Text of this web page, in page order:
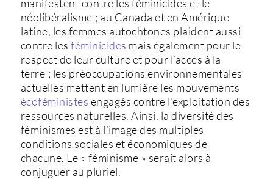
manifestent contre les féminicides et le
néolibéralisme ; au Canada et en Amérique
latine, les femmes autochtones plaident aussi
contre lesféminicides mais également pour le
respect de leur culture et pour l’accès à la
terre ; les préoccupations environnementales
actuelles mettent en lumière les mouvements
écoféministes engagés contre l’exploitation des
ressources naturelles. Ainsi, la diversité des
féminismes est à l’image des multiples
conditions sociales et économiques de
chacune. Le « féminisme » serait alors à
conjuguer au pluriel.